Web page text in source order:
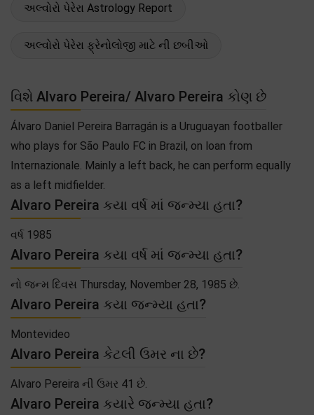
અલ્વોરો પેરેરા Astrology Report
અલ્વોરો પેરેરા ફ્રેનોલોજી માટે ની છબીઓ
વિશે Alvaro Pereira/ Alvaro Pereira કોણ છે
Álvaro Daniel Pereira Barragán is a Uruguayan footballer
who plays for São Paulo FC in Brazil, on loan from
Internazionale. Mainly a left back, he can perform equally
as a left midfielder.
Alvaro Pereira કયા વર્ષ માં જન્મ્યા હતા?
વર્ષ 1985
Alvaro Pereira કયા વર્ષ માં જન્મ્યા હતા?
નો જન્મ દિવસ Thursday, November 28, 1985 છે.
Alvaro Pereira કયા જન્મ્યા હતા?
Montevideo
Alvaro Pereira કેટલી ઉમર ના છે?
Alvaro Pereira ની ઉમર 41 છે.
Alvaro Pereira કયારે જન્મ્યા હતા?